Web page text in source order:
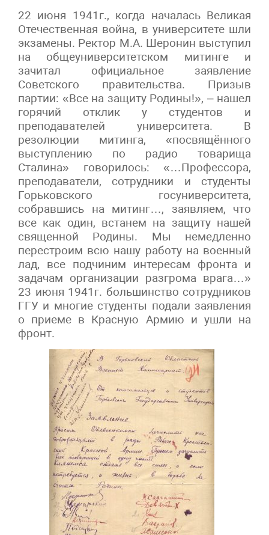
22 июня 1941г., когда началась Великая
Отечественная война, в университете шли
экзамены. Ректор М.А. Шеронин выступил
на общеуниверситетском митинге и
зачитал официальное заявление
Советского правительства. Призыв
партии: «Все на защиту Родины!», – нашел
горячий отклик у студентов и
преподавателей университета. В
резолюции митинга, «посвящённого
выступлению по радио товарища
Сталина» говорилось: «…Профессора,
преподаватели, сотрудники и студенты
Горьковского госуниверситета,
собравшись на митинг…, заявляем, что
все как один, встанем на защиту нашей
священной Родины. Мы немедленно
перестроим всю нашу работу на военный
лад, все подчиним интересам фронта и
задачам организации разгрома врага…»
23 июня 1941г. большинство сотрудников
ГГУ и многие студенты подали заявления
о приеме в Красную Армию и ушли на
фронт.